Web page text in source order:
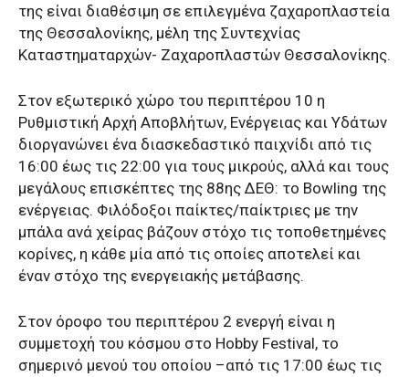
της είναι διαθέσιμη σε επιλεγμένα ζαχαροπλαστεία
της Θεσσαλονίκης, μέλη της Συντεχνίας
Καταστηματαρχών- Ζαχαροπλαστών Θεσσαλονίκης.
Στον εξωτερικό χώρο του περιπτέρου 10 η
Ρυθμιστική Αρχή Αποβλήτων, Ενέργειας και Υδάτων
διοργανώνει ένα διασκεδαστικό παιχνίδι από τις
16:00 έως τις 22:00 για τους μικρούς, αλλά και τους
μεγάλους επισκέπτες της 88ης ΔΕΘ: το Bowling της
ενέργειας. Φιλόδοξοι παίκτες/παίκτριες με την
μπάλα ανά χείρας βάζουν στόχο τις τοποθετημένες
κορίνες, η κάθε μία από τις οποίες αποτελεί και
έναν στόχο της ενεργειακής μετάβασης.
Στον όροφο του περιπτέρου 2 ενεργή είναι η
συμμετοχή του κόσμου στο Hobby Festival, το
σημερινό μενού του οποίου –από τις 17:00 έως τις